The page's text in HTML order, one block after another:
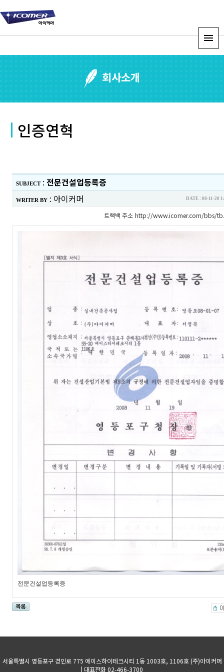
회사소개
인증연혁
SUBJECT:전문건설업등록증
WRITER BY : 아이커머 DATE : 08-11-
트랙백 주소 http://www.icomer.com/bbs/
전문건설업등록증
서울특별시 영등포구 경인로 775 에이스하이테크시티 1동 1003호, 1106호 (주)아이커머
| 대표전화 02-466-3700